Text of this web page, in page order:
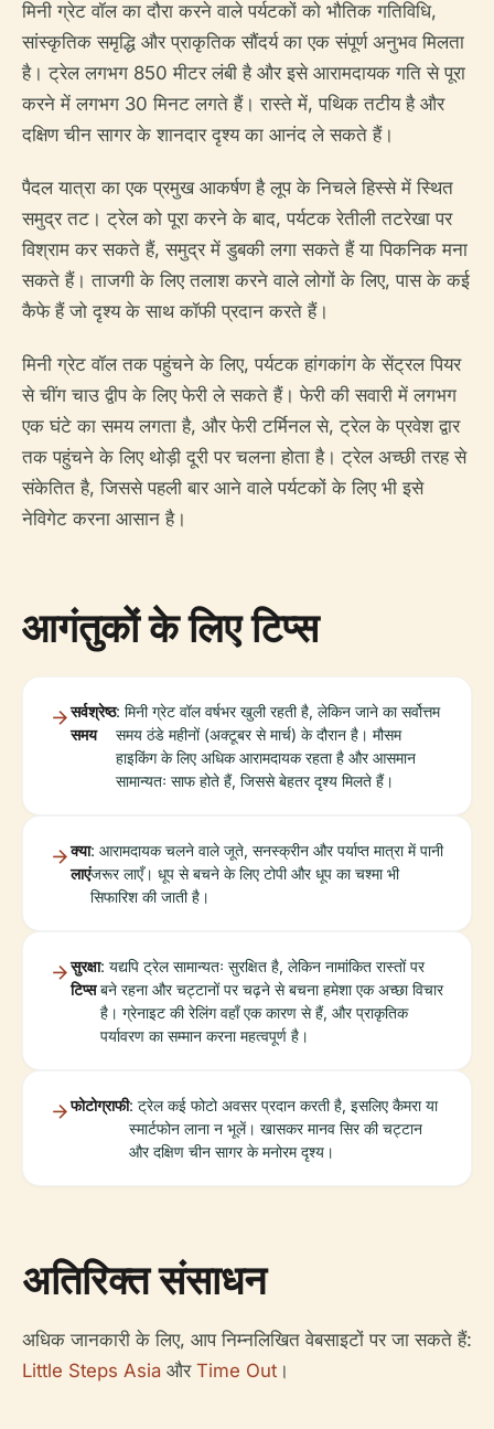
मिनी ग्रेट वॉल का दौरा करने वाले पर्यटकों को भौतिक गतिविधि,
सांस्कृतिक समृद्धि और प्राकृतिक सौंदर्य का एक संपूर्ण अनुभव मिलता
है। ट्रेल लगभग 850 मीटर लंबी है और इसे आरामदायक गति से पूरा
करने में लगभग 30 मिनट लगते हैं। रास्ते में, पथिक तटीय है और
दक्षिण चीन सागर के शानदार दृश्य का आनंद ले सकते हैं।
पैदल यात्रा का एक प्रमुख आकर्षण है लूप के निचले हिस्से में स्थित
समुद्र तट। ट्रेल को पूरा करने के बाद, पर्यटक रेतीली तटरेखा पर
विश्राम कर सकते हैं, समुद्र में डुबकी लगा सकते हैं या पिकनिक मना
सकते हैं। ताजगी के लिए तलाश करने वाले लोगों के लिए, पास के कई
कैफे हैं जो दृश्य के साथ कॉफी प्रदान करते हैं।
मिनी ग्रेट वॉल तक पहुंचने के लिए, पर्यटक हांगकांग के सेंट्रल पियर
से चींग चाउ द्वीप के लिए फेरी ले सकते हैं। फेरी की सवारी में लगभग
एक घंटे का समय लगता है, और फेरी टर्मिनल से, ट्रेल के प्रवेश द्वार
तक पहुंचने के लिए थोड़ी दूरी पर चलना होता है। ट्रेल अच्छी तरह से
संकेतित है, जिससे पहली बार आने वाले पर्यटकों के लिए भी इसे
नेविगेट करना आसान है।
आगंतुकों के लिए टिप्स
सर्वश्रेष्ठ
समय
: मिनी ग्रेट वॉल वर्षभर खुली रहती है, लेकिन जाने का सर्वोत्तम
समय ठंडे महीनों (अक्टूबर से मार्च) के दौरान है। मौसम
हाइकिंग के लिए अधिक आरामदायक रहता है और आसमान
सामान्यतः साफ होते हैं, जिससे बेहतर दृश्य मिलते हैं।
क्या
लाएं
: आरामदायक चलने वाले जूते, सनस्क्रीन और पर्याप्त मात्रा में पानी
जरूर लाएँ। धूप से बचने के लिए टोपी और धूप का चश्मा भी
सिफारिश की जाती है।
सुरक्षा
टिप्स
: यद्यपि ट्रेल सामान्यतः सुरक्षित है, लेकिन नामांकित रास्तों पर
बने रहना और चट्टानों पर चढ़ने से बचना हमेशा एक अच्छा विचार
है। ग्रेनाइट की रेलिंग वहाँ एक कारण से हैं, और प्राकृतिक
पर्यावरण का सम्मान करना महत्वपूर्ण है।
फोटोग्राफी: ट्रेल कई फोटो अवसर प्रदान करती है, इसलिए कैमरा या
स्मार्टफोन लाना न भूलें। खासकर मानव सिर की चट्टान
और दक्षिण चीन सागर के मनोरम दृश्य।
अतिरिक्त संसाधन
अधिक जानकारी के लिए, आप निम्नलिखित वेबसाइटों पर जा सकते हैं:
Little Steps Asia और Time Out ।